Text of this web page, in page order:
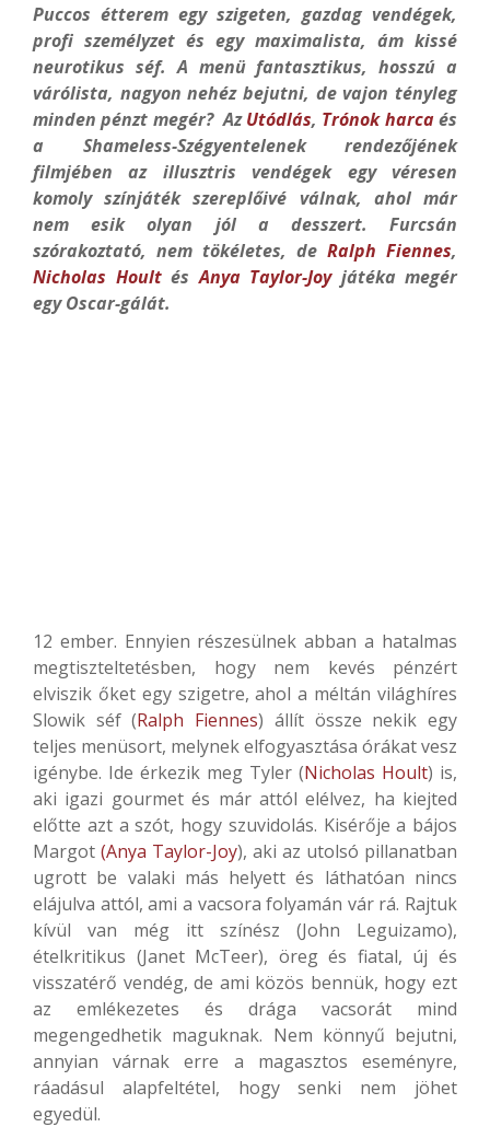
Puccos étterem egy szigeten, gazdag vendégek,
profi személyzet és egy maximalista, ám kissé
neurotikus séf. A menü fantasztikus, hosszú a
várólista, nagyon nehéz bejutni, de vajon tényleg
minden pénzt megér? AzUtódlás, Trónok harcaés
a Shameless-Szégyentelenek rendezőjének
filmjében az illusztris vendégek egy véresen
komoly színjáték szereplőivé válnak, ahol már
nem esik olyan jól a desszert. Furcsán
szórakoztató, nem tökéletes, de Ralph Fiennes,
Nicholas HoultésAnya Taylor-Joyjátéka megér
egy Oscar-gálát.
12 ember. Ennyien részesülnek abban a hatalmas
megtiszteltetésben, hogy nem kevés pénzért
elviszik őket egy szigetre, ahol a méltán világhíres
Slowik séf (Ralph Fiennes) állít össze nekik egy
teljes menüsort, melynek elfogyasztása órákat vesz
igénybe. Ide érkezik meg Tyler (Nicholas Hoult) is,
aki igazi gourmet és már attól elélvez, ha kiejted
előtte azt a szót, hogy szuvidolás. Kisérője a bájos
Margot (Anya Taylor-Joy), aki az utolsó pillanatban
ugrott be valaki más helyett és láthatóan nincs
elájulva attól, ami a vacsora folyamán vár rá. Rajtuk
kívül van még itt színész (John Leguizamo),
ételkritikus (Janet McTeer), öreg és fiatal, új és
visszatérő vendég, de ami közös bennük, hogy ezt
az emlékezetes és drága vacsorát mind
megengedhetik maguknak. Nem könnyű bejutni,
annyian várnak erre a magasztos eseményre,
ráadásul alapfeltétel, hogy senki nem jöhet
egyedül.